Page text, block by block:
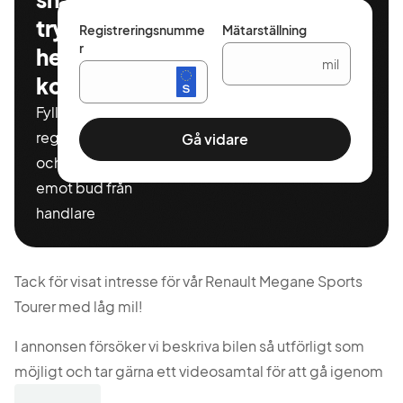
tryggt och
helt
kostnadsfritt
Fyll i ditt
registeringnummer
och miltal för att ta
emot bud från
handlare
Registreringsnumme
r
Mätarställning
mil
Gå vidare
Tack för visat intresse för vår Renault Megane Sports
Tourer med låg mil!
I annonsen försöker vi beskriva bilen så utförligt som
möjligt och tar gärna ett videosamtal för att gå igenom